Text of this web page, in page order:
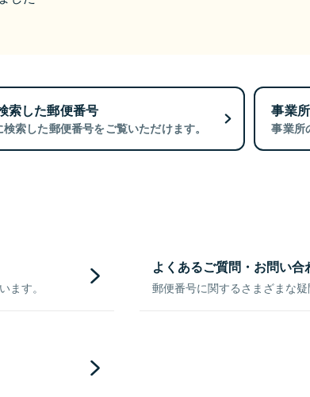
索した郵便番号
索した郵便番号をご覧いただけます。
事業
事業所
ます。
よくあるご質問・お問い合
郵便番号に関するさまざまな疑